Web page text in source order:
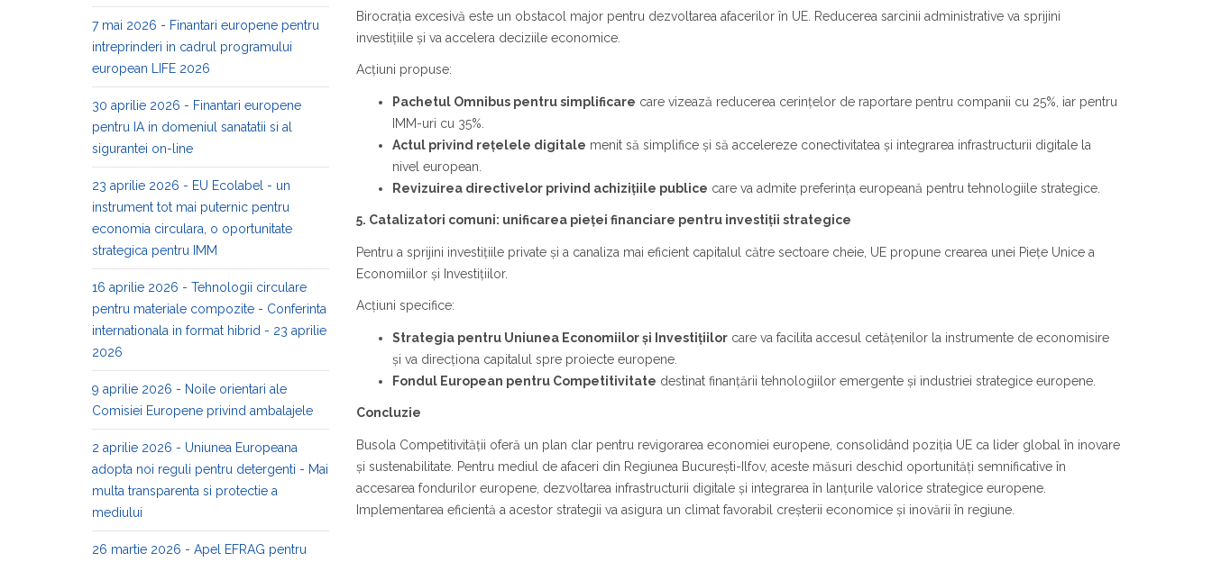
Birocrația excesivă este un obstacol major pentru dezvoltarea afacerilor în UE. Reducerea sarcinii administrative va sprijini
investițiile și va accelera deciziile economice.
Acțiuni propuse:
Pachetul Omnibus pentru simplificare care vizează reducerea cerințelor de raportare pentru companii cu 25%, iar pentru
IMM-uri cu 35%.
Actul privind rețelele digitale menit să simplifice și să accelereze conectivitatea și integrarea infrastructurii digitale la
nivel european.
Revizuirea directivelor privind achizițiile publice care va admite preferința europeană pentru tehnologiile strategice.
5. Catalizatori comuni: unificarea pieței financiare pentru investiții strategice
Pentru a sprijini investițiile private și a canaliza mai eficient capitalul către sectoare cheie, UE propune crearea unei Piețe Unice a
Economiilor și Investițiilor.
Acțiuni specifice:
Strategia pentru Uniunea Economiilor și Investițiilorcare va facilita accesul cetățenilor la instrumente de economisire
și va direcționa capitalul spre proiecte europene.
Fondul European pentru Competitivitate destinat finanțării tehnologiilor emergente și industriei strategice europene.
Concluzie
Busola Competitivității oferă un plan clar pentru revigorarea economiei europene, consolidând poziția UE ca lider global în inovare
și sustenabilitate. Pentru mediul de afaceri din Regiunea București-Ilfov, aceste măsuri deschid oportunități semnificative în
accesarea fondurilor europene, dezvoltarea infrastructurii digitale și integrarea în lanțurile valorice strategice europene.
Implementarea eficientă a acestor strategii va asigura un climat favorabil creșterii economice și inovării în regiune.
7 mai 2026 - Finantari europene pentru
intreprinderi in cadrul programului
european LIFE 2026
30 aprilie 2026 - Finantari europene
pentru IA in domeniul sanatatii si al
sigurantei on-line
23 aprilie 2026 - EU Ecolabel - un
instrument tot mai puternic pentru
economia circulara, o oportunitate
strategica pentru IMM
16 aprilie 2026 - Tehnologii circulare
pentru materiale compozite - Conferinta
internationala in format hibrid - 23 aprilie
2026
9 aprilie 2026 - Noile orientari ale
Comisiei Europene privind ambalajele
2 aprilie 2026 - Uniunea Europeana
adopta noi reguli pentru detergenti - Mai
multa transparenta si protectie a
mediului
26 martie 2026 - Apel EFRAG pentru